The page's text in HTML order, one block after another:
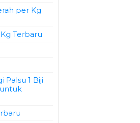
per Kg
Terbaru
Palsu 1 Biji